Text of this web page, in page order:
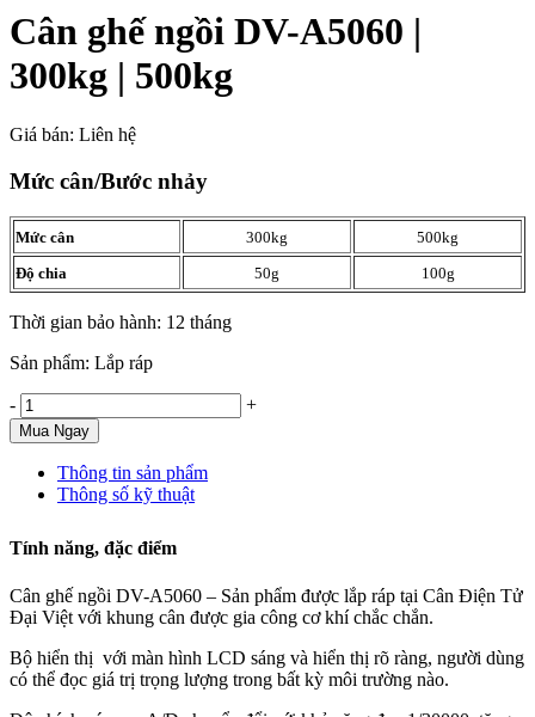
Cân ghế ngồi DV-A5060 |
300kg | 500kg
Giá bán: Liên hệ
Mức cân/Bước nhảy
Mức cân 300kg
500kg
Độ chia
50g 100g
Thời gian bảo hành: 12 tháng
Sản phẩm: Lắp ráp
- +
Mua Ngay
Thông tin sản phẩm
Thông số kỹ thuật
Tính năng, đặc điểm
Cân ghế ngồi DV-A5060 – Sản phẩm được lắp ráp tại Cân Điện Tử
Đại Việt với khung cân được gia công cơ khí chắc chắn.
Bộ hiển thị với màn hình LCD sáng và hiển thị rõ ràng, người dùng
có thể đọc giá trị trọng lượng trong bất kỳ môi trường nào.